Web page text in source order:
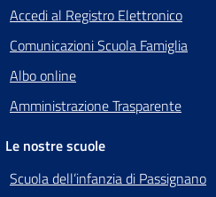
Accedi al Registro Elettronico
Comunicazioni Scuola Famiglia
Albo online
Amministrazione Trasparente
Le nostre scuole
Scuola dell’infanzia di Passignano